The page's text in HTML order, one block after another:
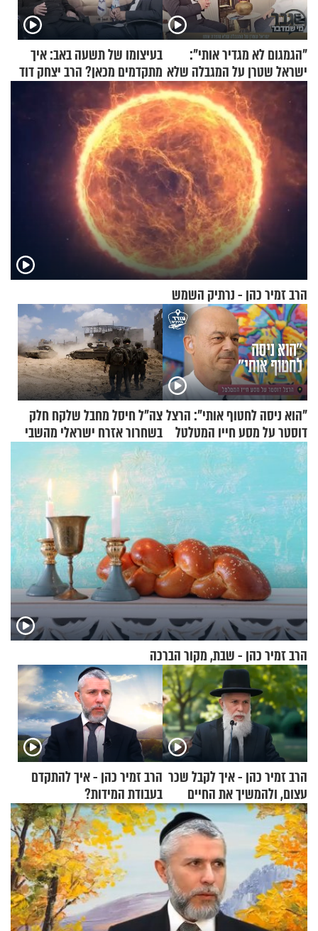
"הגמגום לא מגדיר אותי":
ישראל שטרן על המגבלה שלא
עוצרת אותו
בעיצומו של תשעה באב: איך
מתקדמים מכאן? הרב יצחק דוד
גרוסמן בשיחה מיוחדת
הרב זמיר כהן - נרתיק השמש
"הוא ניסה לחטוף אותי": הרצל
דוסטר על מסע חייו המטלטל
צה"ל חיסל מחבל שלקח חלק
בשחרור אזרח ישראלי מהשבי
הרב זמיר כהן - שבת, מקור הברכה
הרב זמיר כהן - איך לקבל שכר
עצום, ולהמשיך את החיים
כרגיל?
הרב זמיר כהן - איך להתקדם
בעבודת המידות?